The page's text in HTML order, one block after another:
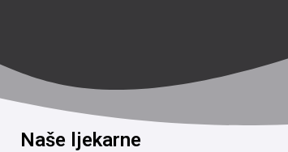
Naše ljekarne